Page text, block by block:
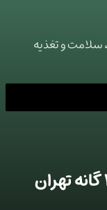
سلامت و تغذیه